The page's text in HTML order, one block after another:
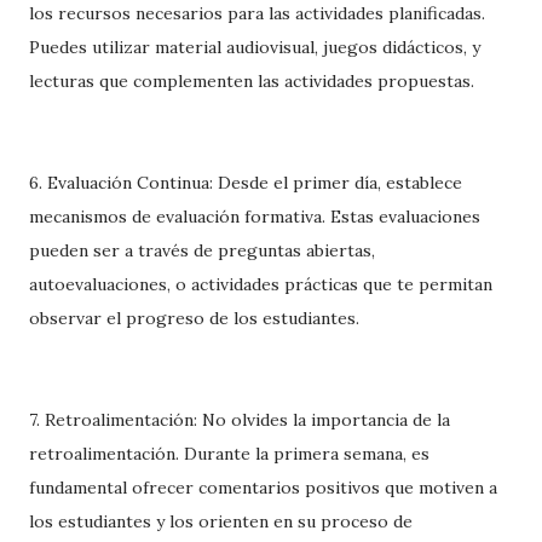
los recursos necesarios para las actividades planificadas.
Puedes utilizar material audiovisual, juegos didácticos, y
lecturas que complementen las actividades propuestas.
6. Evaluación Continua: Desde el primer día, establece
mecanismos de evaluación formativa. Estas evaluaciones
pueden ser a través de preguntas abiertas,
autoevaluaciones, o actividades prácticas que te permitan
observar el progreso de los estudiantes.
7. Retroalimentación: No olvides la importancia de la
retroalimentación. Durante la primera semana, es
fundamental ofrecer comentarios positivos que motiven a
los estudiantes y los orienten en su proceso de